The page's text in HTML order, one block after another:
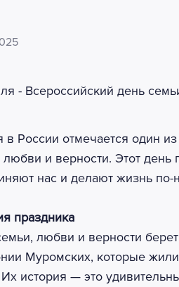
в России отмечается один
любви и верности. Этот
нас и делают жизнь по-
праздника
любви и верности
Муромских, которые
Их история — это